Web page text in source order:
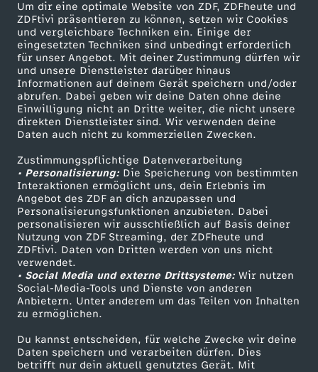
Um dir eine optimale Website von ZDF, ZDFheute und
ZDFtivi präsentieren zu können, setzen wir Cookies
und vergleichbare Techniken ein. Einige der
eingesetzten Techniken sind unbedingt erforderlich
für unser Angebot. Mit deiner Zustimmung dürfen wir
und unsere Dienstleister darüber hinaus
Informationen auf deinem Gerät speichern und/oder
abrufen. Dabei geben wir deine Daten ohne deine
Einwilligung nicht an Dritte weiter, die nicht unsere
direkten Dienstleister sind. Wir verwenden deine
Daten auch nicht zu kommerziellen Zwecken.
Zustimmungspflichtige Datenverarbeitung
• Personalisierung:Die Speicherung von bestimmten
Interaktionen ermöglicht uns, dein Erlebnis im
Angebot des ZDF an dich anzupassen und
Personalisierungsfunktionen anzubieten. Dabei
personalisieren wir ausschließlich auf Basis deiner
Nutzung von ZDF Streaming, der ZDFheute und
ZDFtivi. Daten von Dritten werden von uns nicht
verwendet.
• Social Media und externe Drittsysteme:Wir nutzen
Social-Media-Tools und Dienste von anderen
Anbietern. Unter anderem um das Teilen von Inhalten
zu ermöglichen.
Du kannst entscheiden, für welche Zwecke wir deine
Daten speichern und verarbeiten dürfen. Dies
betrifft nur dein aktuell genutztes Gerät. Mit
c
h
w
u
l
:
R
e
l
i
g
Mehr ZDF
ZDF-Apps
Smart TV
ZDFtext
Livestreams
Sendungen A-Z
TV-Programm
Service
ZDFmitreden
Kontakt zum ZDF
Tickets
Zuschauerservice
Hilfe
ZDF Unternehmen
Karriere
ZDF goes Schule